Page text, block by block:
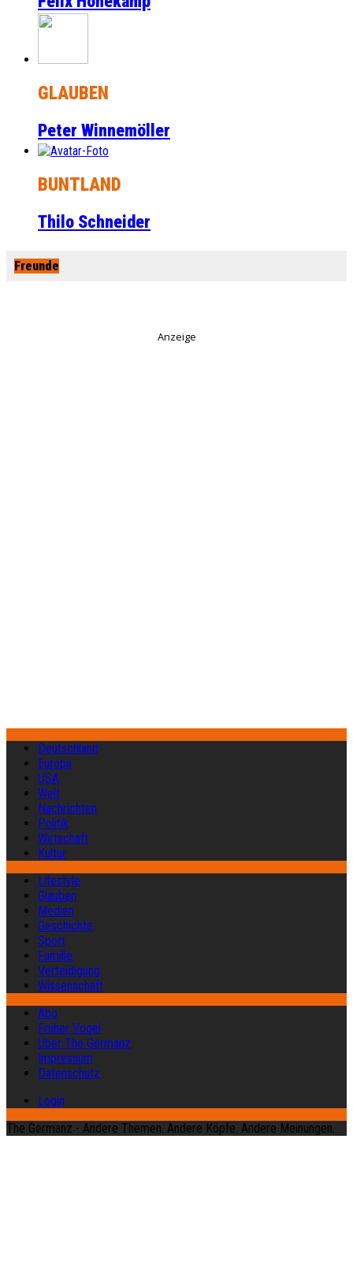
GLAUBEN
Peter Winnemöller
BUNTLAND
Thilo Schneider
Freunde
Anzeige
Deutschland
Europa
USA
Welt
Nachrichten
Politik
Wirtschaft
Kultur
Lifestyle
Glauben
Medien
Geschichte
Sport
Familie
Verteidigung
Wissenschaft
Abo
Früher Vogel
Über The Germanz
Impressum
Datenschutz
Login
The Germanz - Andere Themen. Andere Köpfe. Andere Meinungen.